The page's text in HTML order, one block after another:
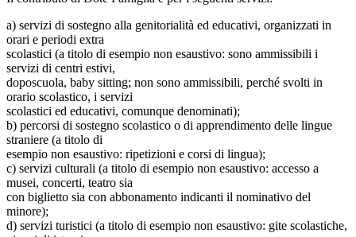
a) servizi di sostegno alla genitorialità ed educativi, organizzati in
orari e periodi extra
scolastici (a titolo di esempio non esaustivo: sono ammissibili i
servizi di centri estivi,
doposcuola, baby sitting; non sono ammissibili, perché svolti in
orario scolastico, i servizi
scolastici ed educativi, comunque denominati);
b) percorsi di sostegno scolastico o di apprendimento delle lingue
straniere (a titolo di
esempio non esaustivo: ripetizioni e corsi di lingua);
c) servizi culturali (a titolo di esempio non esaustivo: accesso a
musei, concerti, teatro sia
con biglietto sia con abbonamento indicanti il nominativo del
minore);
d) servizi turistici (a titolo di esempio non esaustivo: gite scolastiche,